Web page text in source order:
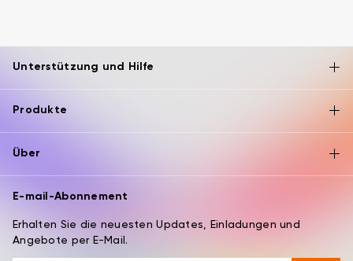
Unterstützung und Hilfe
Produkte
Über
E-mail-Abonnement
Erhalten Sie die neuesten Updates, Einladungen und
Angebote per E-Mail.